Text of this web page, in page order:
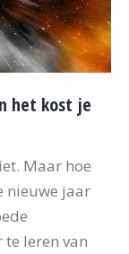
het kost je
Maar hoe
nieuwe jaar
leren van